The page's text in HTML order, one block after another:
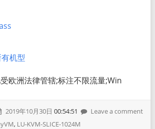
机型
欧洲法律管辖;标注不限流量;Win
2019年10月30日 00:54:51
Leave a comment
, LU-KVM-SLICE-1024M